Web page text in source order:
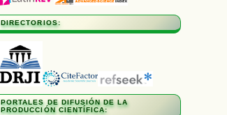
DIRECTORIOS:
PORTALES DE DIFUSIÓN DE LA
PRODUCCIÓN CIENTÍFICA: